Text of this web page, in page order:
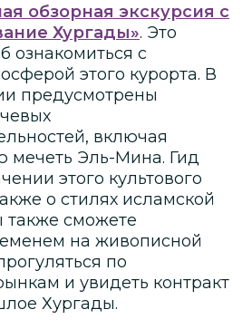
обзорная экскурсия с
Хургады». Это
ознакомиться с
этого курорта. В
предусмотрены
включая
мечеть Эль-Мина. Гид
этого культового
о стилях исламской
также сможете
на живописной
по
и увидеть контракт
Хургады.